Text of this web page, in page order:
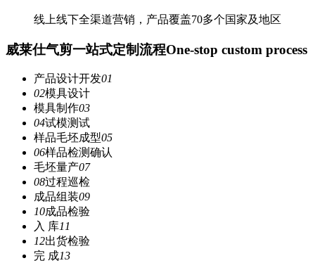
线上线下全渠道营销，产品覆盖70多个国家及地区
威莱仕气剪一站式定制流程One-stop custom process
产品设计开发01
02模具设计
模具制作03
04试模测试
样品毛坯成型05
06样品检测确认
毛坯量产07
08过程巡检
成品组装09
10成品检验
入 库11
12出货检验
完 成13